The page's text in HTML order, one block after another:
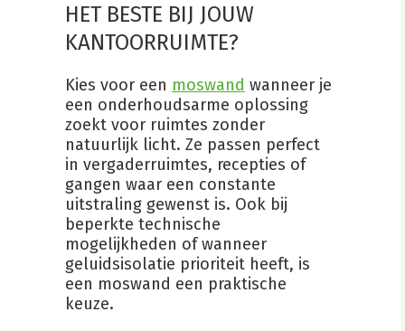
HET BESTE BIJ JOUW
KANTOORRUIMTE?
Kies voor een moswand wanneer je
een onderhoudsarme oplossing
zoekt voor ruimtes zonder
natuurlijk licht. Ze passen perfect
in vergaderruimtes, recepties of
gangen waar een constante
uitstraling gewenst is. Ook bij
beperkte technische
mogelijkheden of wanneer
geluidsisolatie prioriteit heeft, is
een moswand een praktische
keuze.